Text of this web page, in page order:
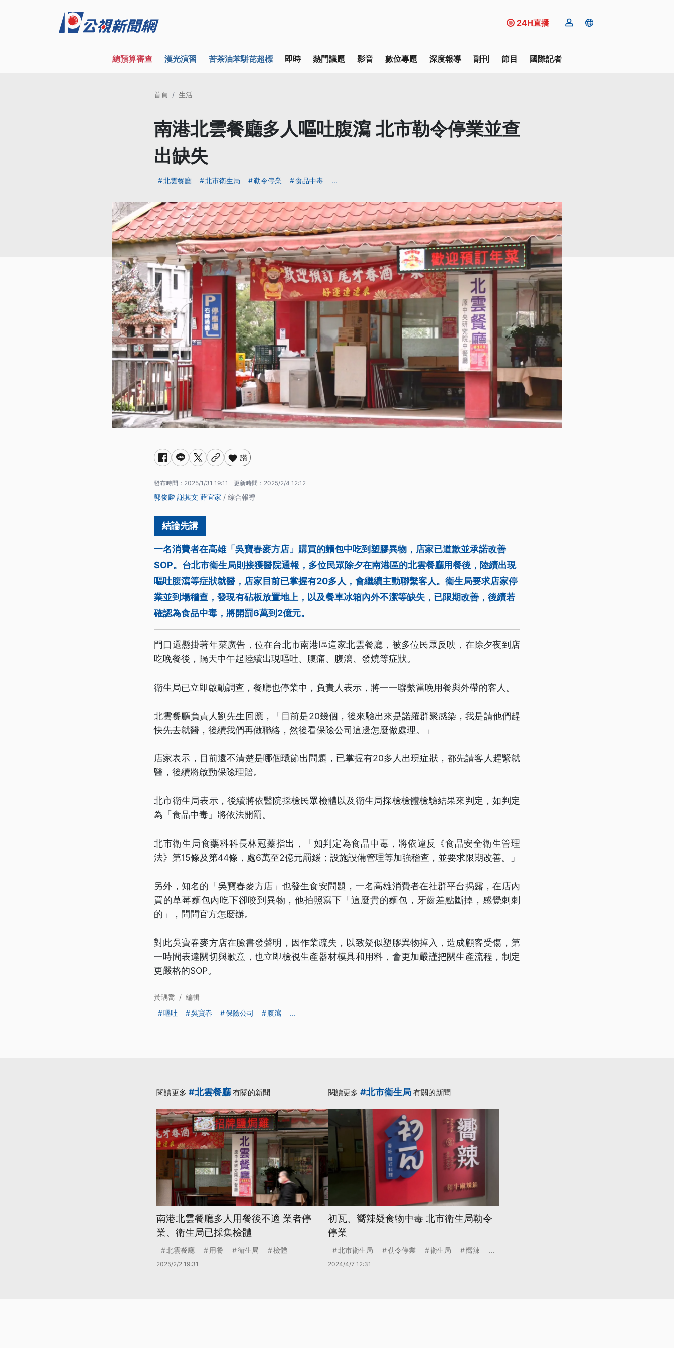
24H直播
總預算審查 漢光演習 苦茶油苯駢芘超標 即時 熱門議題 影音 數位專題 深度報導 副刊 節目 國際記者
首頁 生活
南港北雲餐廳多人嘔吐腹瀉 北市勒令停業並查
出缺失
北雲餐廳 北市衛生局 勒令停業 食品中毒 ...
讚
發布時間： 2025/1/31 19:11 更新時間： 2025/2/4 12:12
郭俊麟 謝其文 薛宜家 / 綜合報導
一名消費者在高雄「吳寶春麥方店」購買的麵包中吃到塑膠異物，店家已道歉並承諾改善
SOP。台北市衛生局則接獲醫院通報，多位民眾除夕在南港區的北雲餐廳用餐後，陸續出現
嘔吐腹瀉等症狀就醫，店家目前已掌握有20多人，會繼續主動聯繫客人。衛生局要求店家停
業並到場稽查，發現有砧板放置地上，以及餐車冰箱內外不潔等缺失，已限期改善，後續若
確認為食品中毒，將開罰6萬到2億元。
門口還懸掛著年菜廣告，位在台北市南港區這家北雲餐廳，被多位民眾反映，在除夕夜到店
吃晚餐後，隔天中午起陸續出現嘔吐、腹痛、腹瀉、發燒等症狀。
衛生局已立即啟動調查，餐廳也停業中，負責人表示，將一一聯繫當晚用餐與外帶的客人。
北雲餐廳負責人劉先生回應，「目前是20幾個，後來驗出來是諾羅群聚感染，我是請他們趕
快先去就醫，後續我們再做聯絡，然後看保險公司這邊怎麼做處理。」
店家表示，目前還不清楚是哪個環節出問題，已掌握有20多人出現症狀，都先請客人趕緊就
醫，後續將啟動保險理賠。
北市衛生局表示，後續將依醫院採檢民眾檢體以及衛生局採檢檢體檢驗結果來判定，如判定
為「食品中毒」將依法開罰。
北市衛生局食藥科科長林冠蓁指出，「如判定為食品中毒，將依違反《食品安全衛生管理
法》第15條及第44條，處6萬至2億元罰鍰；設施設備管理等加強稽查，並要求限期改善。」
另外，知名的「吳寶春麥方店」也發生食安問題，一名高雄消費者在社群平台揭露，在店內
買的草莓麵包內吃下卻咬到異物，他拍照寫下「這麼貴的麵包，牙齒差點斷掉，感覺刺刺
的」，問問官方怎麼辦。
對此吳寶春麥方店在臉書發聲明，因作業疏失，以致疑似塑膠異物掉入，造成顧客受傷，第
一時間表達關切與歉意，也立即檢視生產器材模具和用料，會更加嚴謹把關生產流程，制定
更嚴格的SOP。
黃瑀喬 / 編輯
嘔吐
吳寶春 保險公司 腹瀉 ...
閱讀更多 #北雲餐廳有關的新聞
南港北雲餐廳多人用餐後不適 業者停
業、衛生局已採集檢體
北雲餐廳 用餐 衛生局 檢體
2025/2/2 19:31
閱讀更多 #北市衛生局 有關的新聞
初瓦、嚮辣疑食物中毒 北市衛生局勒令
停業
北市衛生局 勒令停業 衛生局 嚮辣 ...
2024/4/7 12:31